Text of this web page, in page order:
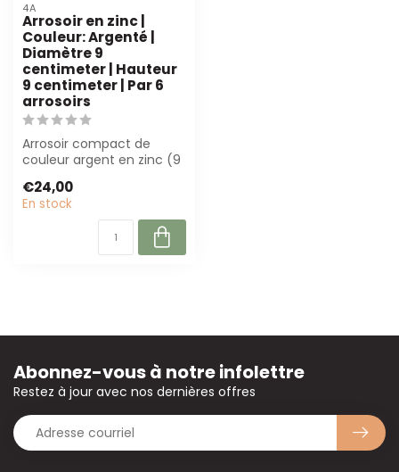
4A
Arrosoir en zinc |
Couleur: Argenté |
Diamètre 9
centimeter | Hauteur
9 centimeter | Par 6
arrosoirs
Arrosoir compact de
couleur argent en zinc (9
professionnel. Idéa...
€24,00
En stock
Abonnez-vous à notre infolettre
Restez à jour avec nos dernières offres